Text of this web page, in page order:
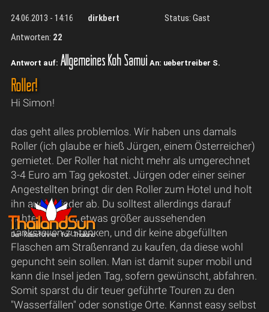
24.06.2013 - 14:16 dirkbert
Status: Gast
Antworten: 22
Antwort auf: Allgemeines Koh Samui An: uebertreiber S.
Roller!
Hi Simon!
das geht alles problemlos. Wir haben uns damals
Roller (ich glaube er hieß Jürgen, einem Österreicher)
gemietet. Der Roller hat nicht mehr als umgerechnet
3-4 Euro am Tag gekostet. Jürgen oder einer seiner
Angestellten bringt dir den Roller zum Hotel und holt
ihn auch wieder ab. Du solltest allerdings darauf
achten, an den etwas größer aussehenden
Tankstellen zu tanken, und dir keine abgefüllten
Flaschen am Straßenrand zu kaufen, da diese wohl
gepuncht sein sollen. Man ist damit super mobil und
kann die Insel jeden Tag, sofern gewünscht, abfahren.
Somit sparst du dir teuer geführte Touren zu den
"Wasserfällen" oder sonstige Orte. Kannst easy selbst